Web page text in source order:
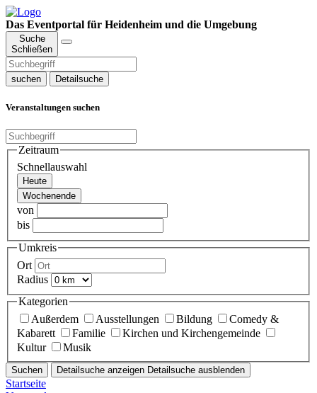
Das Eventportal für Heidenheim und die Umgebung
Suche
Schließen
suchen Detailsuche
Veranstaltungen suchen
Zeitraum
Schnellauswahl
Heute
Wochenende
von
bis
Umkreis
Ort
Radius
Kategorien
Außerdem
Ausstellungen Bildung
Comedy &
Kabarett
Familie
Kirchen und Kirchengemeinde
Kultur
Musik
Suchen Detailsuche anzeigen Detailsuche ausblenden
Startseite